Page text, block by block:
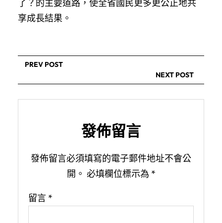
了？的主要道路，使全省國民更多更公正地共
享成長結果。
PREV POST
NEXT POST
發佈留言
發佈留言必須填寫的電子郵件地址不會公
開。 必填欄位標示為 *
留言 *